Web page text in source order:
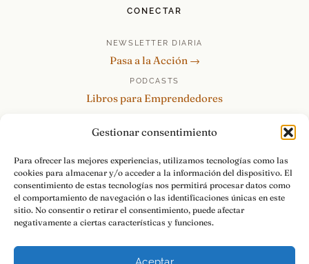
Gestionar consentimiento
Para ofrecer las mejores experiencias, utilizamos tecnologías como las
cookies para almacenar y/o acceder a la información del dispositivo. El
consentimiento de estas tecnologías nos permitirá procesar datos como
el comportamiento de navegación o las identificaciones únicas en este
sitio. No consentir o retirar el consentimiento, puede afectar
negativamente a ciertas características y funciones.
CONECTAR
NEWSLETTER DIARIA
Pasa a la Acción →
PODCASTS
Libros para Emprendedores
re:Invéntate / PowerSkills
MENTOR360
HABLAMOS
Contacto y consultas →